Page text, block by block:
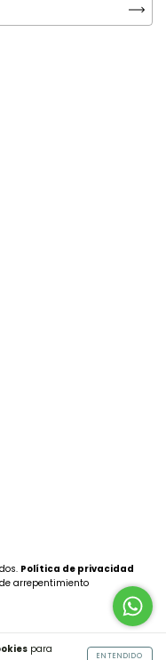
para
ENTENDIDO
Política de privacidad
arrepentimiento